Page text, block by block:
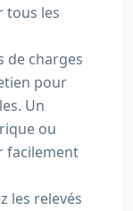
tous les
de charges
pour
Un
ou
facilement
les relevés